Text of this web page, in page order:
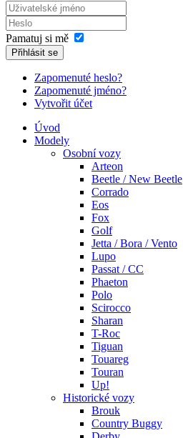
Pamatuj si mě
Přihlásit se
Zapomenuté heslo?
Zapomenuté jméno?
Vytvořit účet
Úvod
Modely
Osobní vozy
Arteon
Beetle / New Beetle
Corrado
Eos
Fox
Golf
Jetta / Bora / Vento
Lupo
Passat / CC
Phaeton
Polo
Scirocco
Sharan
T-Roc
Tiguan
Touareg
Touran
Up!
Historické vozy
Brouk
Country Buggy